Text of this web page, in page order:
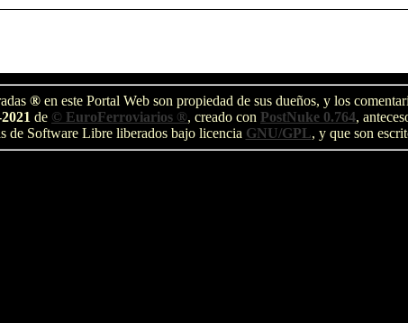
®en este Portal Web son propiedad de sus dueños, y los
de © EuroFerroviarios ®, creado con PostNuke 0.764,
de Software Libre liberados bajo licencia GNU/GPL, y que son